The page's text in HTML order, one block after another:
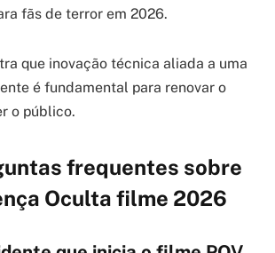
fãs de terror em 2026.
que inovação técnica aliada a uma
é fundamental para renovar o
o público.
frequentes sobre
Oculta filme 2026